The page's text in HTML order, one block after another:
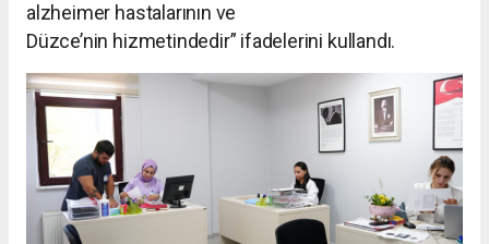
alzheimer hastalarının ve
Düzce’nin hizmetindedir” ifadelerini kullandı.